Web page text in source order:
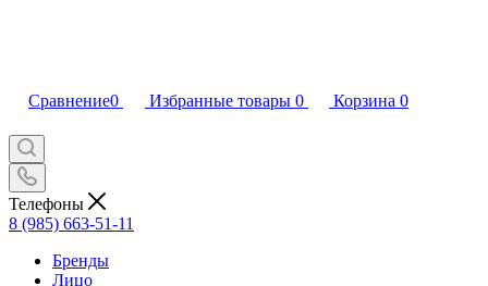
Сравнение0 Избранные товары 0 Корзина 0
Телефоны
8 (985) 663-51-11
Бренды
Лицо